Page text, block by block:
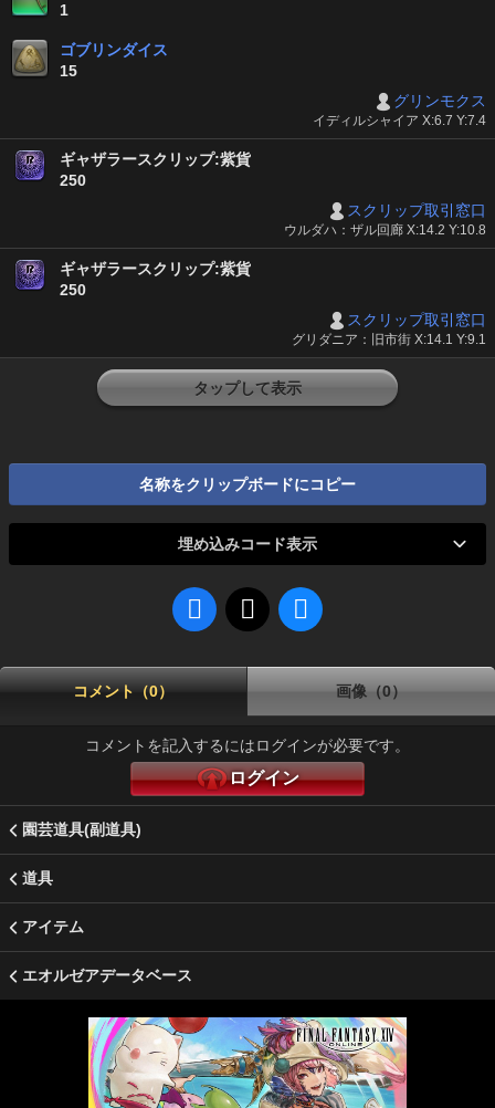
1
ゴブリンダイス
15
グリンモクス
イディルシャイア X:6.7 Y:7.4
ギャザラースクリップ:紫貨
250
スクリップ取引窓口
ウルダハ：ザル回廊 X:14.2 Y:10.8
ギャザラースクリップ:紫貨
250
スクリップ取引窓口
グリダニア：旧市街 X:14.1 Y:9.1
タップして表示
名称をクリップボードにコピー
埋め込みコード表示
コメント（0） 画像（0）
コメントを記入するにはログインが必要です。
ログイン
園芸道具(副道具)
道具
アイテム
エオルゼアデータベース